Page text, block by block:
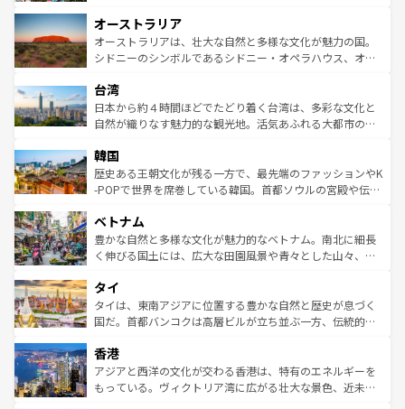
部のニューオーリンズでは、音楽と美食が融合した独特の
文化が魅力。旅行者はアメリカの各地域で異なる魅力を楽
しみながら、その多様性と豊かな歴史を感じることができ
ならではの贅沢な旅のスタイルだ。 なお、新着のアメリカ
情報はコンテンツ一覧を参照してほしい。
ワイ島は見逃せない。また、定番の観光地といえばオアフ
島だが、静かな自然を求めるならマウイ島やカウアイ島が
おすすめ。エメラルドグリーンに輝く海をはじめ、豊かな
れるおもてなしの心で訪れる人々を迎えてくれるハワイの
人々、おいしいローカルフードやハワイアンミュージッ
ク、伝統的なフラダンスなど、すべてがハワイの魅力を彩
ワイを、存分に味わってほしい。 なお、新着のハワイ情報
はコンテンツ一覧を参照してほしい。
オーストラリア
オーストラリアは、壮大な自然と多様な文化が魅力の国。
シドニーのシンボルであるシドニー・オペラハウス、オー
リアリーフや大陸中央部にそびえるウルル（エアーズロッ
ク）、タスマニアの美しい原生林やケアンズの熱帯雨林な
ど、見どころがたくさん。また、カフェやワイン、オージ
いる。アクティビティも充実しており、サーフィンやダイ
ビング、ハイキングなど、アウトドア好きにはたまらな
い。オーストラリアの多彩な魅力を存分に味わいつくそ
参照してほしい。
台湾
日本から約４時間ほどでたどり着く台湾は、多彩な文化と
自然が織りなす魅力的な観光地。活気あふれる大都市の台
ン）、静ひつな山岳地帯である台湾東部など、都市の喧騒
と山間の静けさが共存しており、訪れる人に新しい発見と
驚きをもたらしてくれる。また、奥深い台湾の食文化も魅
容にもいいと評判のスイーツなど、バラエティ豊かな料理
が味わえる。 なお、新着の台湾情報は コンテンツ一覧を参
照してほしい。
韓国
歴史ある王朝文化が残る一方で、最先端のファッションやK
-POPで世界を席巻している韓国。首都ソウルの宮殿や伝統
き、地方に足を延ばせば四季折々の自然美を楽しむことが
できる。そして、キムチや焼肉、絶品のストリートフード
まで、さまざまな韓国料理が待っている。夜には、韓国な
リティに包まれながら、韓国の多彩な魅力を心ゆくまで味
わってみてほしい。 なお、新着の韓国情報はコンテンツ一
覧を参照してほしい。
ベトナム
豊かな自然と多様な文化が魅力的なベトナム。南北に細長
く伸びる国土には、広大な田園風景や青々とした山々、世
急速な発展と共に伝統が息づく。ハノイの古い町並みやホ
ーチミン市のフランス統治時代の建物も、独特の雰囲気を
醸し出している。また、バラエティの豊かさとおいしさで
とつ。フォーやバインミー、ベトナムコーヒーなどは、ぜ
ひ現地で味わいたい。どの地域を訪れてもあたたかい人々
が旅行者を迎えてくれるので、きっと忘れられない旅にな
タイ
タイは、東南アジアに位置する豊かな自然と歴史が息づく
国だ。首都バンコクは高層ビルが立ち並ぶ一方、伝統的な
の活気が交差している。北部ではチェンマイなどの山岳地
帯で自然と触れ合い、南部ではプーケットやクラビの美し
いビーチでリゾート気分を楽しむことができる。タイ料理
香港
アジアと西洋の文化が交わる香港は、特有のエネルギーを
もっている。ヴィクトリア湾に広がる壮大な景色、近未来